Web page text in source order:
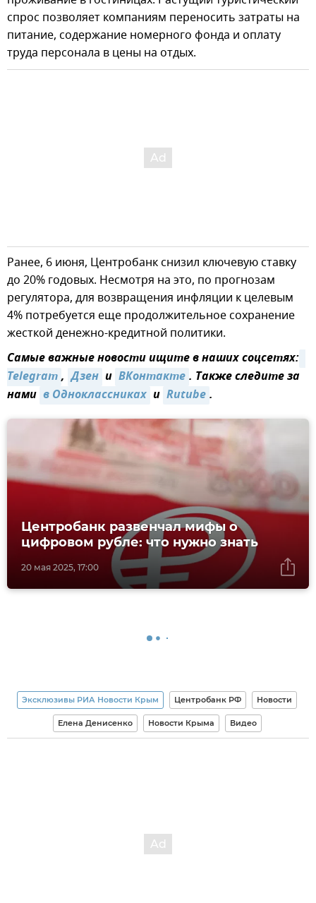
спрос позволяет компаниям переносить затраты на
питание, содержание номерного фонда и оплату
труда персонала в цены на отдых.
Ранее, 6 июня, Центробанк снизил ключевую ставку
до 20% годовых. Несмотря на это, по прогнозам
регулятора, для возвращения инфляции к целевым
4% потребуется еще продолжительное сохранение
жесткой денежно-кредитной политики.
Самые важные новости ищите в наших соцсетях:
Telegram, Дзен и ВКонтакте. Также следите за
нами в Одноклассниках и Rutube.
20 мая 2025, 17:00
Центробанк развенчал мифы о
цифровом рубле: что нужно знать
Эксклюзивы РИА Новости Крым Центробанк РФ Новости
Елена Денисенко Новости Крыма Видео